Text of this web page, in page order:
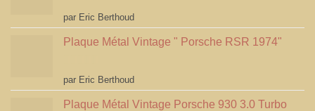
Note5sur 5
par Eric Berthoud
Plaque Métal Vintage " Porsche RSR 1974"
Note5sur 5
par Eric Berthoud
Plaque Métal Vintage Porsche 930 3.0 Turbo